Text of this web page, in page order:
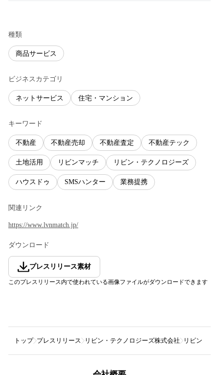
種類
商品サービス
ビジネスカテゴリ
ネットサービス 住宅・マンション
キーワード
不動産 不動産売却 不動産査定 不動産テック
土地活用 リビンマッチ リビン・テクノロジーズ
ハウスドゥ SMSハンター 業務提携
関連リンク
https://www.lvnmatch.jp/
ダウンロード
プレスリリース素材
このプレスリリース内で使われている画像ファイルがダウンロードできます
トップ プレスリリース リビン・テクノロジーズ株式会社 リビン・テ